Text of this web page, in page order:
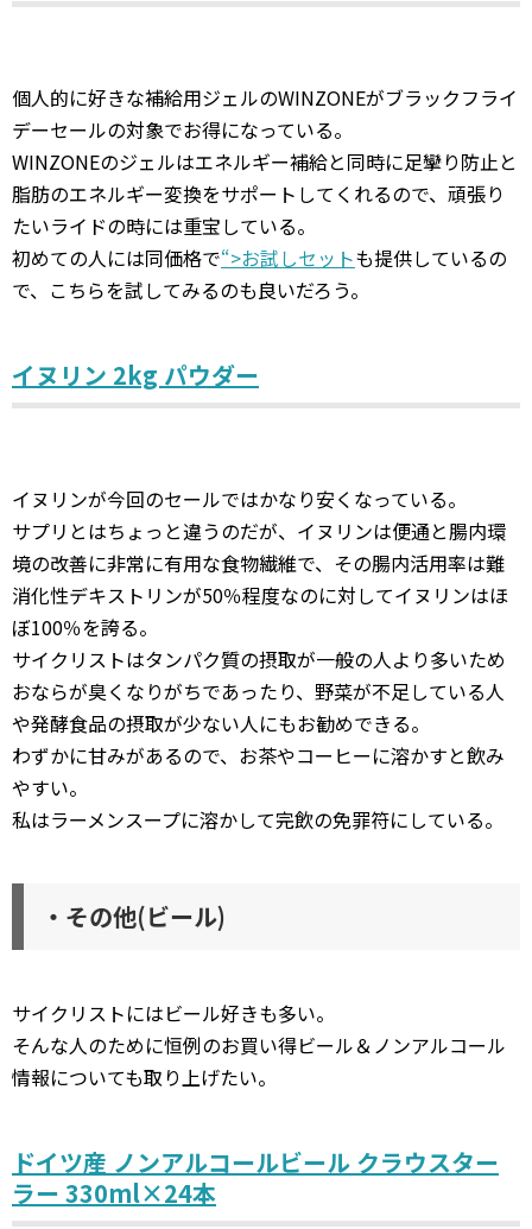
個人的に好きな補給用ジェルのWINZONEがブラックフライ
デーセールの対象でお得になっている。
WINZONEのジェルはエネルギー補給と同時に足攣り防止と
脂肪のエネルギー変換をサポートしてくれるので、頑張り
たいライドの時には重宝している。
初めての人には同価格で“>お試しセットも提供しているの
で、こちらを試してみるのも良いだろう。
イヌリン 2kg パウダー
イヌリンが今回のセールではかなり安くなっている。
サプリとはちょっと違うのだが、イヌリンは便通と腸内環
境の改善に非常に有用な食物繊維で、その腸内活用率は難
消化性デキストリンが50％程度なのに対してイヌリンはほ
ぼ100％を誇る。
サイクリストはタンパク質の摂取が一般の人より多いため
おならが臭くなりがちであったり、野菜が不足している人
や発酵食品の摂取が少ない人にもお勧めできる。
わずかに甘みがあるので、お茶やコーヒーに溶かすと飲み
やすい。
私はラーメンスープに溶かして完飲の免罪符にしている。
・その他(ビール)
サイクリストにはビール好きも多い。
そんな人のために恒例のお買い得ビール＆ノンアルコール
情報についても取り上げたい。
ドイツ産 ノンアルコールビール クラウスター
ラー 330ml×24本